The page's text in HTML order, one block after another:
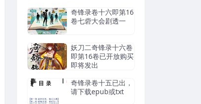
奇锋录卷十六即第16
卷七砦大会剧透一
妖刀二奇锋录十六卷
即第16卷已开放购买
即将发出
奇锋录卷十五已出，
请下载epub或txt